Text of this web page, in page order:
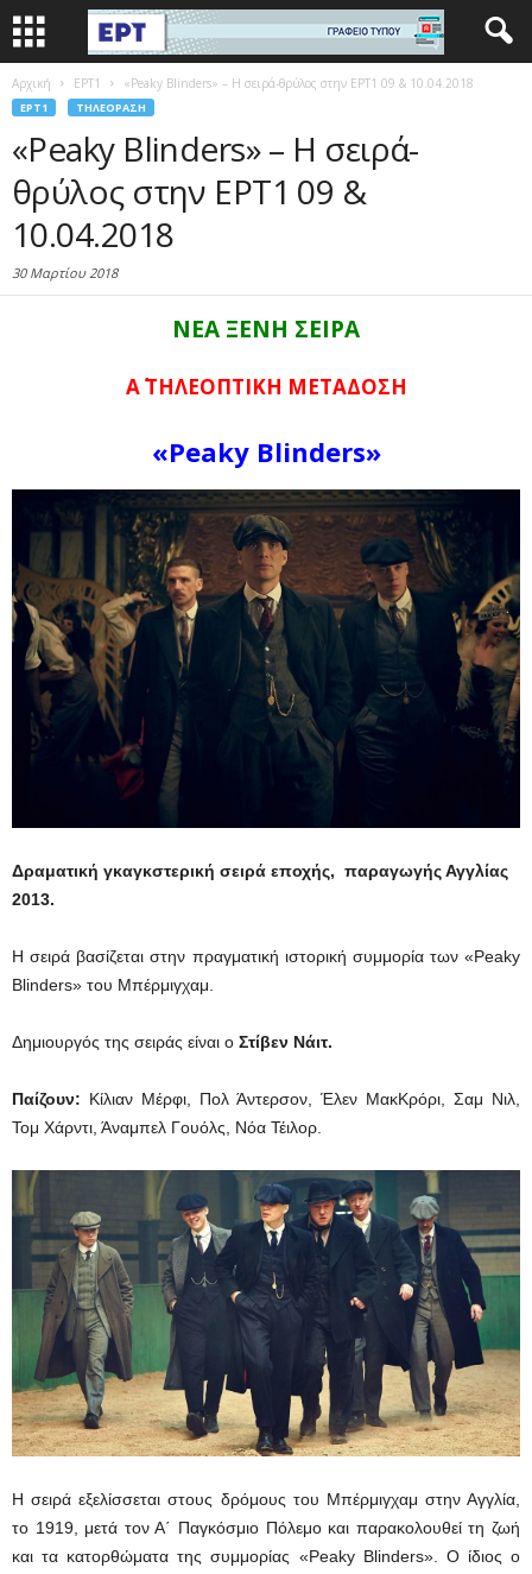
Αρχική EΡΤ1 «Peaky Blinders» – Η σειρά-θρύλος στην ΕΡΤ1 09 & 10.04.2018
EΡΤ1 ΤΗΛΕΌΡΑΣΗ
«Peaky Blinders» – Η σειρά-
θρύλος στην ΕΡΤ1 09 &
10.04.2018
30 Μαρτίου 2018
ΝΕΑ ΞΕΝΗ ΣΕΙΡΑ
Α΄ ΤΗΛΕΟΠΤΙΚΗ ΜΕΤΑΔΟΣΗ
«Peaky Blinders»
Δραματική γκαγκστερική σειρά εποχής, παραγωγής Αγγλίας
2013.
Η σειρά βασίζεται στην πραγματική ιστορική συμμορία των «Peaky
Blinders» του Μπέρμιγχαμ.
Δημιουργός της σειράς είναι ο Στίβεν Νάιτ.
Παίζουν: Κίλιαν Μέρφι, Πολ Άντερσον, Έλεν ΜακΚρόρι, Σαμ Νιλ,
Τομ Χάρντι, Άναμπελ Γουόλς, Νόα Τέιλορ.
Η σειρά εξελίσσεται στους δρόμους του Μπέρμιγχαμ στην Αγγλία,
το 1919, μετά τον Α΄ Παγκόσμιο Πόλεμο και παρακολουθεί τη ζωή
και τα κατορθώματα της συμμορίας «Peaky Blinders». Ο ίδιος ο